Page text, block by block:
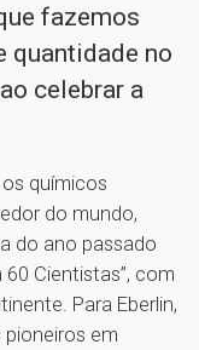
fazemos
quantidade no
celebrar a
químicos
do mundo,
do ano passado
Cientistas”, com
Para Eberlin,
em